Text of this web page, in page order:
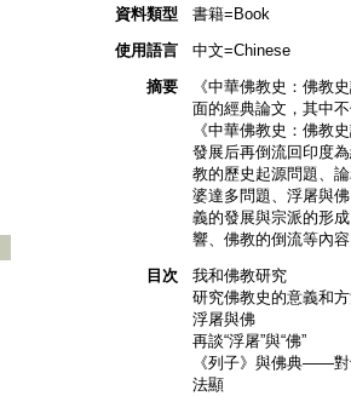
資料類型
書籍=Book
使用語言
中文=Chinese
摘要
《中華佛教史：佛教
面的經典論文，其中
《中華佛教史：佛教
發展后再倒流回印度
教的歷史起源問題、
婆達多問題、浮屠與
義的發展與宗派的形
響、佛教的倒流等內
目次
我和佛教研究
研究佛教史的意義和
浮屠與佛
再談“浮屠”與“佛”
《列子》與佛典——
法顯